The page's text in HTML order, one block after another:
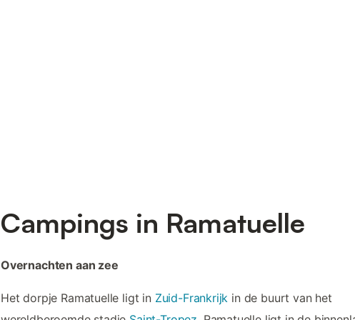
Campings in Ramatuelle
Overnachten aan zee
Het dorpje Ramatuelle ligt in Zuid-Frankrijk in de buurt van het